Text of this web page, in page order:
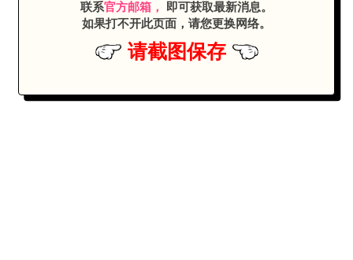
联系官方邮箱，
即可获取最新消息。
如果打不开此页面， 请您更换网络。
请截图保存